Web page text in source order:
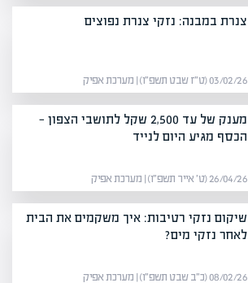
צנרת במבנה: נזקי צנרת נפוצים
03/02/26 (ט״ז שבט תשפ״ו) | מערכת אפיק
מענק של עד 2,500 שקל לתושבי הצפון —
הכסף מגיע היום לנייד
26/04/26 (ט׳ אייר תשפ״ו) | מערכת אפיק
שיקום נזקי רטיבות: איך משקמים את הבית
לאחר נזקי מים?
08/02/26 (כ״ב שבט תשפ״ו) | מערכת אפיק